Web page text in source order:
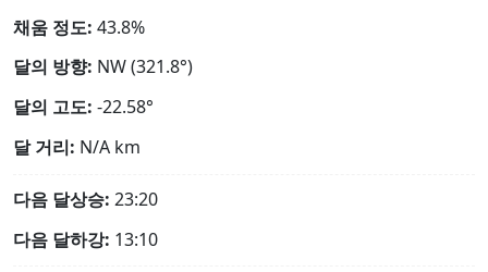
채움 정도: 43.8%
달의 방향: NW (321.8°)
달의 고도: -22.58°
달 거리: N/A km
다음 달상승: 23:20
다음 달하강: 13:10